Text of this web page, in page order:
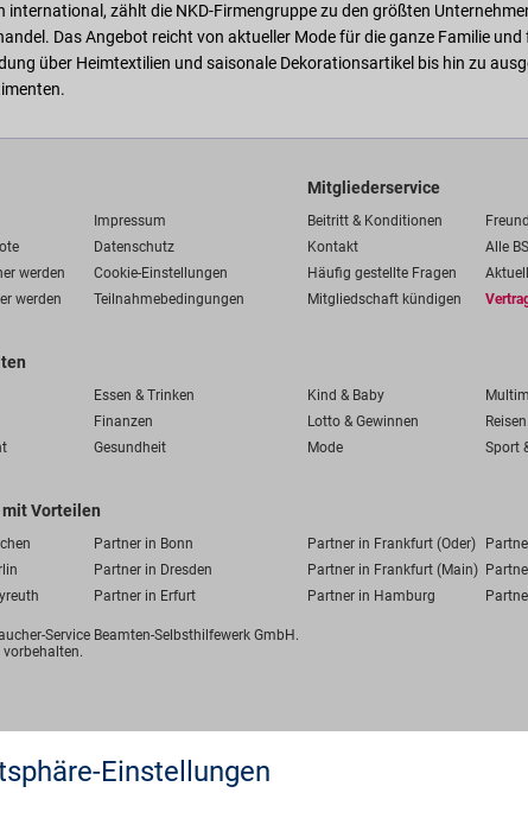
international, zählt die NKD-Firmengruppe zu den größten
Das Angebot reicht von aktueller Mode für die ganze Familie
über Heimtextilien und saisonale Dekorationsartikel bis hin zu
Impressum
Datenschutz
werden
Cookie-Einstellungen
werden
Teilnahmebedingungen
Mitgliederservice
Beitritt & Konditionen
Kontakt
Alle
Häufig gestellte Fragen
Mitgliedschaft kündigen
Essen & Trinken Kind & Baby
Finanzen Lotto & Gewinnen
Reisen
Gesundheit Mode Sport
Vorteilen
Partner in Bonn Partner in Frankfurt (Oder)
Partner in Dresden Partner in Frankfurt (Main)
Partner in Erfurt Partner in Hamburg
Service Beamten-Selbsthilfewerk GmbH.
vorbehalten.
Einstellungen